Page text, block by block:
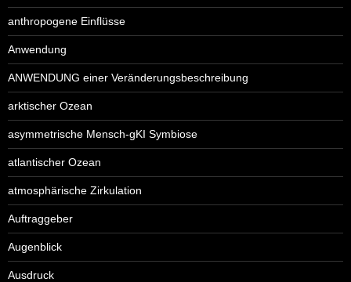
anthropogene Einflüsse
Anwendung
ANWENDUNG einer Veränderungsbeschreibung
arktischer Ozean
asymmetrische Mensch-gKI Symbiose
atlantischer Ozean
atmosphärische Zirkulation
Auftraggeber
Augenblick
Ausdruck